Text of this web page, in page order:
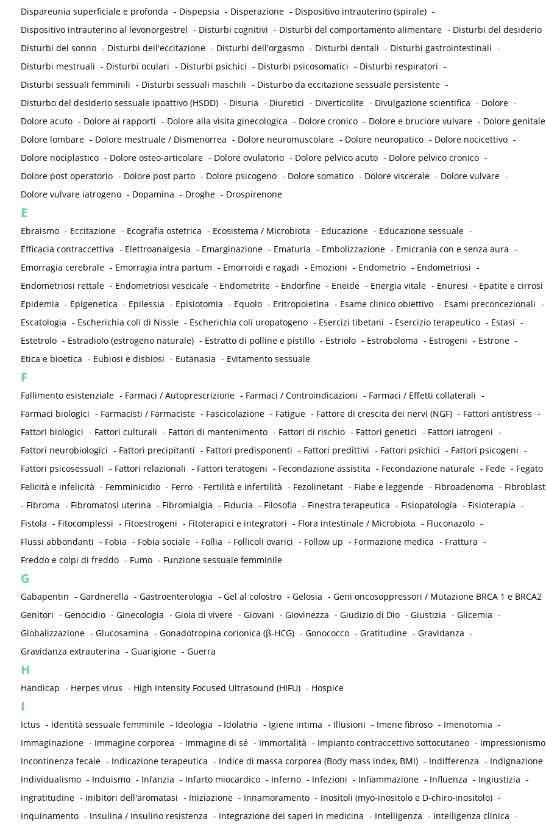
Dispareunia superficiale e profonda - Dispepsia - Disperazione - Dispositivo intrauterino (spirale) -
Dispositivo intrauterino al levonorgestrel - Disturbi cognitivi - Disturbi del comportamento alimentare - Disturbi del desiderio
Disturbi del sonno - Disturbi dell'eccitazione - Disturbi dell'orgasmo - Disturbi dentali - Disturbi gastrointestinali -
Disturbi mestruali - Disturbi oculari - Disturbi psichici - Disturbi psicosomatici - Disturbi respiratori -
Disturbi sessuali femminili - Disturbi sessuali maschili - Disturbo da eccitazione sessuale persistente -
Disturbo del desiderio sessuale ipoattivo (HSDD) - Disuria - Diuretici - Diverticolite - Divulgazione scientifica - Dolore -
Dolore acuto - Dolore ai rapporti - Dolore alla visita ginecologica - Dolore cronico - Dolore e bruciore vulvare - Dolore genitale
Dolore lombare - Dolore mestruale / Dismenorrea - Dolore neuromuscolare - Dolore neuropatico - Dolore nocicettivo -
Dolore nociplastico - Dolore osteo-articolare - Dolore ovulatorio - Dolore pelvico acuto - Dolore pelvico cronico -
Dolore post operatorio - Dolore post parto - Dolore psicogeno - Dolore somatico - Dolore viscerale - Dolore vulvare -
Dolore vulvare iatrogeno - Dopamina - Droghe - Drospirenone
E
Ebraismo - Eccitazione - Ecografia ostetrica - Ecosistema / Microbiota - Educazione - Educazione sessuale -
Efficacia contraccettiva - Elettroanalgesia - Emarginazione - Ematuria - Embolizzazione - Emicrania con e senza aura -
Emorragia cerebrale - Emorragia intra partum - Emorroidi e ragadi - Emozioni - Endometrio - Endometriosi -
Endometriosi rettale - Endometriosi vescicale - Endometrite - Endorfine - Eneide - Energia vitale - Enuresi - Epatite e cirrosi
Epidemia - Epigenetica - Epilessia - Episiotomia - Equolo - Eritropoietina - Esame clinico obiettivo - Esami preconcezionali -
Escatologia - Escherichia coli di Nissle - Escherichia coli uropatogeno - Esercizi tibetani - Esercizio terapeutico - Estasi -
Estetrolo - Estradiolo (estrogeno naturale) - Estratto di polline e pistillo - Estriolo - Estroboloma - Estrogeni - Estrone -
Etica e bioetica - Eubiosi e disbiosi - Eutanasia - Evitamento sessuale
F
Fallimento esistenziale - Farmaci / Autoprescrizione - Farmaci / Controindicazioni - Farmaci / Effetti collaterali -
Farmaci biologici - Farmacisti / Farmaciste - Fascicolazione - Fatigue - Fattore di crescita dei nervi (NGF) - Fattori antistress -
Fattori biologici - Fattori culturali - Fattori di mantenimento - Fattori di rischio - Fattori genetici - Fattori iatrogeni -
Fattori neurobiologici - Fattori precipitanti - Fattori predisponenti - Fattori predittivi - Fattori psichici - Fattori psicogeni -
Fattori psicosessuali - Fattori relazionali - Fattori teratogeni - Fecondazione assistita - Fecondazione naturale - Fede - Fegato
Felicità e infelicità - Femminicidio - Ferro - Fertilità e infertilità - Fezolinetant - Fiabe e leggende - Fibroadenoma -
- Fibroma - Fibromatosi uterina - Fibromialgia - Fiducia - Filosofia - Finestra terapeutica - Fisiopatologia - Fisioterapia -
Fistola - Fitocomplessi - Fitoestrogeni - Fitoterapici e integratori - Flora intestinale / Microbiota - Fluconazolo -
Flussi abbondanti - Fobia - Fobia sociale - Follia - Follicoli ovarici - Follow up - Formazione medica - Frattura -
Freddo e colpi di freddo - Fumo - Funzione sessuale femminile
G
Gabapentin - Gardnerella - Gastroenterologia - Gel al colostro - Gelosia - Geni oncosoppressori / Mutazione BRCA 1 e BRCA2
Genitori - Genocidio - Ginecologia - Gioia di vivere - Giovani - Giovinezza - Giudizio di Dio - Giustizia - Glicemia -
Globalizzazione - Glucosamina - Gonadotropina corionica (β-HCG) - Gonococco - Gratitudine - Gravidanza -
Gravidanza extrauterina - Guarigione - Guerra
H
Handicap - Herpes virus - High Intensity Focused Ultrasound (HIFU) - Hospice
I
Ictus - Identità sessuale femminile - Ideologia - Idolatria - Igiene intima - Illusioni - Imene fibroso - Imenotomia -
Immaginazione - Immagine corporea - Immagine di sé - Immortalità - Impianto contraccettivo sottocutaneo - Impressionismo
Incontinenza fecale - Indicazione terapeutica - Indice di massa corporea (Body mass index, BMI) - Indifferenza - Indignazione
Individualismo - Induismo - Infanzia - Infarto miocardico - Inferno - Infezioni - Infiammazione - Influenza - Ingiustizia -
Ingratitudine - Inibitori dell'aromatasi - Iniziazione - Innamoramento - Inositoli (myo-inositolo e D-chiro-inositolo) -
Inquinamento - Insulina / Insulino resistenza - Integrazione dei saperi in medicina - Intelligenza - Intelligenza clinica -